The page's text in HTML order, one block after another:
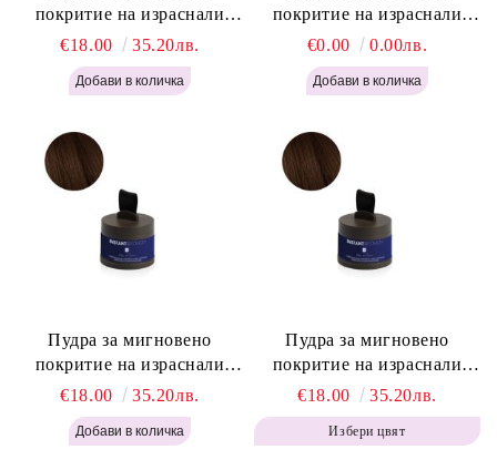
покритие на израснали
корени Русо - Labor Pro
Instant Retouch Powder -
Blonde H645
€18.00 35.20лв.
покритие на израснали
корени Светло Кафяво -
Labor Pro Instant Retouch
Powder - Light Brown H644
€0.00 0.00лв.
Пудра за мигновено
покритие на израснали
корени Топло Кафяво -
Labor Pro Instant Retouch
Powder - Warm Brown H643
€18.00 35.20лв.
Пудра за мигновено
покритие на израснали
корени Кафяво - Labor Pro
Instant Retouch Powder -
Brown H642
€18.00 35.20лв.
Избери цвят